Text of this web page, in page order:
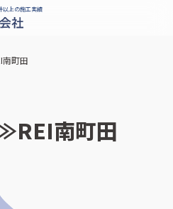
以上の施工実績
町田
南町田